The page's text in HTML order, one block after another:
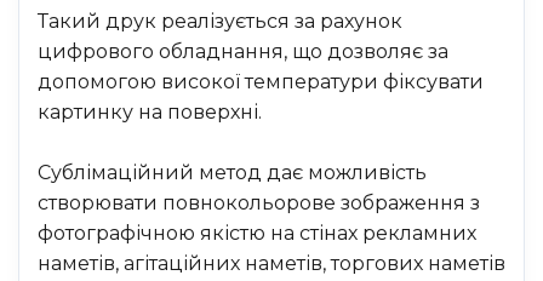
Такий друк реалізується за рахунок
цифрового обладнання, що дозволяє за
допомогою високої температури фіксувати
картинку на поверхні.
Сублімаційний метод дає можливість
створювати повнокольорове зображення з
фотографічною якістю на стінах рекламних
наметів, агітаційних наметів, торгових наметів